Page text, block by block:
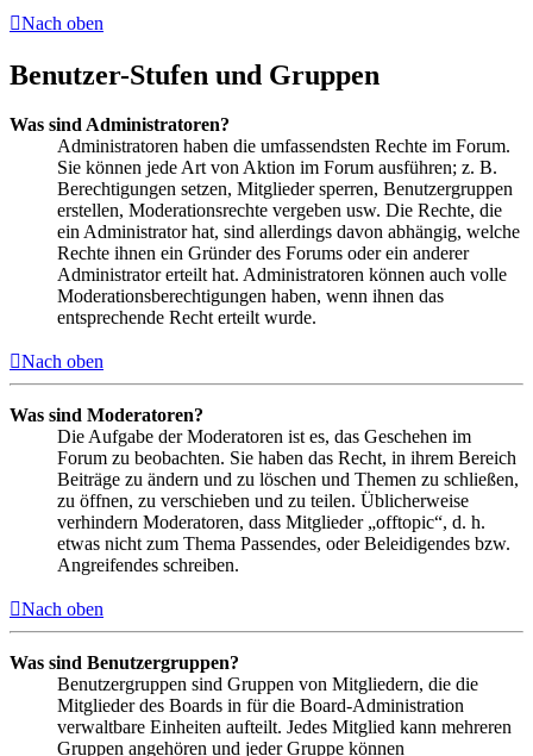
Nach oben
Benutzer-Stufen und Gruppen
Was sind Administratoren?
Administratoren haben die umfassendsten Rechte im Forum.
Sie können jede Art von Aktion im Forum ausführen; z. B.
Berechtigungen setzen, Mitglieder sperren, Benutzergruppen
erstellen, Moderationsrechte vergeben usw. Die Rechte, die
ein Administrator hat, sind allerdings davon abhängig, welche
Rechte ihnen ein Gründer des Forums oder ein anderer
Administrator erteilt hat. Administratoren können auch volle
Moderationsberechtigungen haben, wenn ihnen das
entsprechende Recht erteilt wurde.
Nach oben
Was sind Moderatoren?
Die Aufgabe der Moderatoren ist es, das Geschehen im
Forum zu beobachten. Sie haben das Recht, in ihrem Bereich
Beiträge zu ändern und zu löschen und Themen zu schließen,
zu öffnen, zu verschieben und zu teilen. Üblicherweise
verhindern Moderatoren, dass Mitglieder „offtopic“, d. h.
etwas nicht zum Thema Passendes, oder Beleidigendes bzw.
Angreifendes schreiben.
Nach oben
Was sind Benutzergruppen?
Benutzergruppen sind Gruppen von Mitgliedern, die die
Mitglieder des Boards in für die Board-Administration
verwaltbare Einheiten aufteilt. Jedes Mitglied kann mehreren
Gruppen angehören und jeder Gruppe können